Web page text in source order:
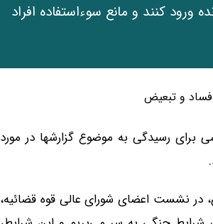
ورود کنند و مانع سوءاستفاده افراد
برای رسیدگی به موضوع گزارشها در مورد
در نشست اعضای شورای عالی قوه قضائیه،